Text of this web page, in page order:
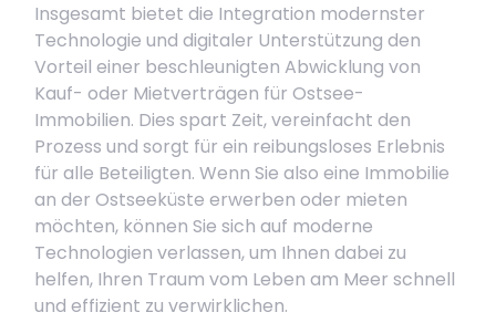
Insgesamt bietet die Integration modernster
Technologie und digitaler Unterstützung den
Vorteil einer beschleunigten Abwicklung von
Kauf- oder Mietverträgen für Ostsee-
Immobilien. Dies spart Zeit, vereinfacht den
Prozess und sorgt für ein reibungsloses Erlebnis
für alle Beteiligten. Wenn Sie also eine Immobilie
an der Ostseeküste erwerben oder mieten
möchten, können Sie sich auf moderne
Technologien verlassen, um Ihnen dabei zu
helfen, Ihren Traum vom Leben am Meer schnell
und effizient zu verwirklichen.